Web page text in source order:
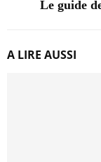
Le guide
A LIRE AUSSI